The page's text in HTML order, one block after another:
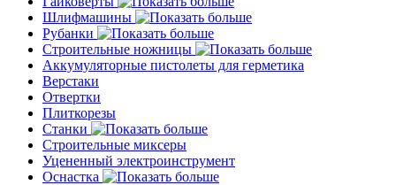
Шлифмашины
Рубанки
Строительные ножницы
Аккумуляторные пистолеты для герметика
Верстаки
Отвертки
Плиткорезы
Станки
Строительные миксеры
Уцененный электроинструмент
Оснастка